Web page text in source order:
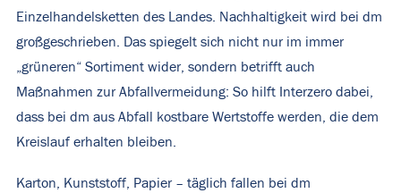
Einzelhandelsketten des Landes. Nachhaltigkeit wird bei dm
großgeschrieben. Das spiegelt sich nicht nur im immer
„grüneren“ Sortiment wider, sondern betrifft auch
Maßnahmen zur Abfallvermeidung: So hilft Interzero dabei,
dass bei dm aus Abfall kostbare Wertstoffe werden, die dem
Kreislauf erhalten bleiben.
Karton, Kunststoff, Papier – täglich fallen bei dm